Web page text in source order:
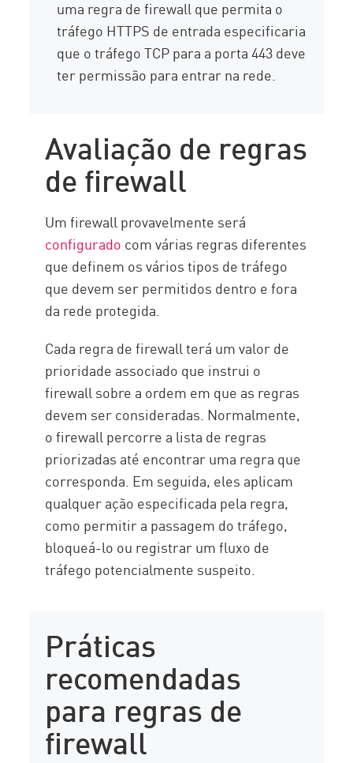
uma regra de firewall que permita o
tráfego HTTPS de entrada especificaria
que o tráfego TCP para a porta 443 deve
ter permissão para entrar na rede.
Avaliação de regras
de firewall
Um firewall provavelmente será
configurado com várias regras diferentes
que definem os vários tipos de tráfego
que devem ser permitidos dentro e fora
da rede protegida.
Cada regra de firewall terá um valor de
prioridade associado que instrui o
firewall sobre a ordem em que as regras
devem ser consideradas. Normalmente,
o firewall percorre a lista de regras
priorizadas até encontrar uma regra que
corresponda. Em seguida, eles aplicam
qualquer ação especificada pela regra,
como permitir a passagem do tráfego,
bloqueá-lo ou registrar um fluxo de
tráfego potencialmente suspeito.
Práticas
recomendadas
para regras de
firewall